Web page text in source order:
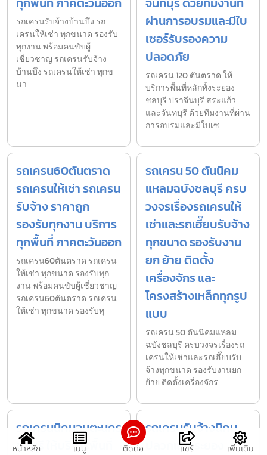
รถเครนรับจ้างบ้านบึง รถ
เครนให้เช่า ทุกขนาด รองรับ
ทุกงาน พร้อมคนขับผู้
เชี่ยวชาญ รถเครนรับจ้าง
บ้านบึง รถเครนให้เช่า ทุกข
นา
ผ่านการอบรมและมีใบ
เซอร์รับรองความ
ปลอดภัย
รถเครน 120 ตันตราด ให้
บริการพื้นที่หลักทั้งระยอง
ชลบุรี ปราจีนบุรี สระแก้ว
และจันทบุรี ด้วยทีมงานที่ผ่าน
การอบรมและมีใบเซ
รถเครน60ตันตราด
รถเครนให้เช่า รถเครน
รับจ้าง ราคาถูก
รองรับทุกงาน บริการ
ทุกพื้นที่ ภาคตะวันออก
รถเครน60ตันตราด รถเครน
ให้เช่า ทุกขนาด รองรับทุก
งาน พร้อมคนขับผู้เชี่ยวชาญ
รถเครน60ตันตราด รถเครน
ให้เช่า ทุกขนาด รองรับทุ
รถเครน 50 ตันนิคม
แหลมฉบังชลบุรี ครบ
วงจรเรื่องรถเครนให้
เช่าและรถเฮี๊ยบรับจ้าง
ทุกขนาด รองรับงาน
ยก ย้าย ติดตั้ง
เครื่องจักร และ
โครงสร้างเหล็กทุกรูป
แบบ
รถเครน 50 ตันนิคมแหลม
ฉบังชลบุรี ครบวงจรเรื่องรถ
เครนให้เช่าและรถเฮี๊ยบรับ
จ้างทุกขนาด รองรับงานยก
ย้าย ติดตั้งเครื่องจักร
รถเครนนิคมอมตะนคร
ชลบุรี ให้บริการพื้นที่
รถเครนรับจ้างนิคม
ปลวกแดงระยอง
หน้าหลัก เมนู ติดต่อ แชร์ เพิ่มเติม